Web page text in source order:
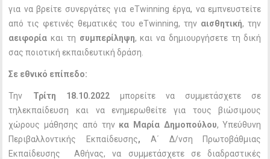
για να βρείτε συνεργάτες για eTwinning έργα, να εμπνευστείτε
από τις φετινές θεματικές του eTwinning, την αισθητική, την
αειφορίακαι τη συμπερίληψη, και να δημιουργήσετε τη δική
σας ποιοτική εκπαιδευτική δράση.
Σε εθνικό επίπεδο:
Την Τρίτη 18.10.2022μπορείτε να συμμετάσχετε σε
τηλεκπαίδευση και να ενημερωθείτε για τους βιώσιμους
χώρους μάθησης από την κα Μαρία Δημοπούλου, Υπεύθυνη
Περιβαλλοντικής Εκπαίδευσης, Α΄ Δ/νση Πρωτοβάθμιας
Εκπαίδευσης Αθήνας, να συμμετάσχετε σε διαδραστικές